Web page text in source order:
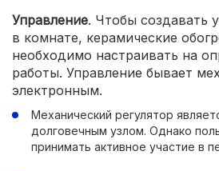
Управление. Чтобы создавать
в комнате, керамические
необходимо настраивать на
работы. Управление бывает
электронным.
Механический регулятор
долговечным узлом. Однако
принимать активное участие в